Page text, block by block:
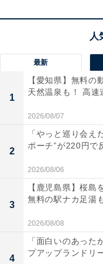
【Amazon.co.jp限
バンスド ワイヤレ
最新
1
【愛知県】無料の
天然温泉も！ 高速
2026/08/07
2
「やっと巡り会え
ポーチ”が220円で
2026/08/06
3
【鹿児島県】桜島
無料の駅ナカ足湯
2026/08/08
4
「面白いのあった
プアップランドリ